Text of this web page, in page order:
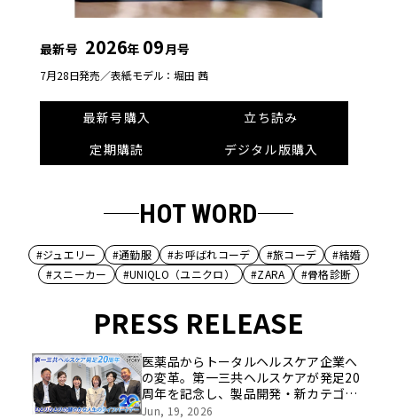
最新号 2026年 09月号
7月28日発売／表紙モデル：堀田 茜
最新号購入
立ち読み
定期購読
デジタル版購入
HOT WORD
#ジュエリー #通勤服 #お呼ばれコーデ #旅コーデ
#結婚
#スニーカー
#UNIQLO（ユニクロ） #ZARA #骨格診断
PRESS RELEASE
医薬品からトータルヘルスケア企業へ
の変革。第一三共ヘルスケアが発足20
周年を記念し、製品開発・新カテゴリ
挑戦の舞台や旧社統合時のエピソード
Jun, 19, 2026